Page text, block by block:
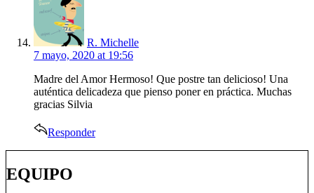
R. Michelle
7 mayo, 2020 at 19:56
Madre del Amor Hermoso! Que postre tan delicioso! Una
auténtica delicadeza que pienso poner en práctica. Muchas
gracias Silvia
Responder
EQUIPO